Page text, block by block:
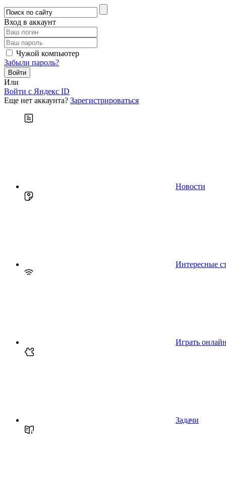
Вход в аккаунт
Чужой компьютер
Забыли пароль?
Или
Войти c Яндекс ID
Еще нет аккаунта? Зарегистрироваться
Новости
Интересные
Играть онлайн
Задачи